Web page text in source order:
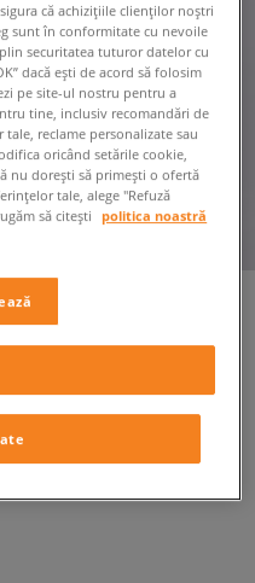
că achizițiile clienților noștri
sunt în conformitate cu nevoile
securitatea tuturor datelor cu
dacă ești de acord să folosim
pe site-ul nostru pentru a
tine, inclusiv recomandări de
reclame personalizate sau
oricând setările cookie,
nu dorești să primești o ofertă
tale, alege "Refuză
să citești
politica noastră